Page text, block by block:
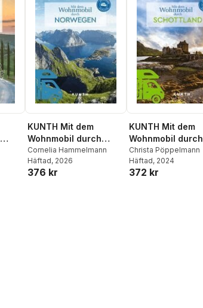
KUNTH Mit dem
Wohnmobil durch
Norwegen
Cornelia Hammelmann
Häftad, 2026
376 kr
KUNTH Mit dem
Wohnmobil durch
Schottland
Christa Pöppelmann
Häftad, 2024
372 kr